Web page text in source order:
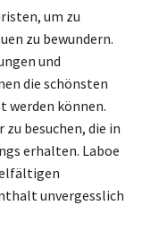
um zu
zu bewundern.
und
die schönsten
werden können.
zu besuchen, die in
erhalten. Laboe
unvergesslich